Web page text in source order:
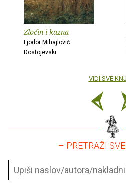
Zločin i kazna
Fjodor Mihajlovič
Dostojevski
VIDI SVE
– PRETRAŽI